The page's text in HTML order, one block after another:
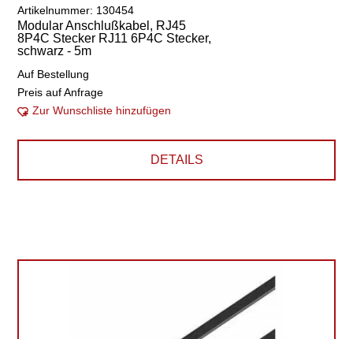
Artikelnummer: 130454
Modular Anschlußkabel, RJ45
8P4C Stecker RJ11 6P4C Stecker,
schwarz - 5m
Auf Bestellung
Preis auf Anfrage
Zur Wunschliste hinzufügen
DETAILS